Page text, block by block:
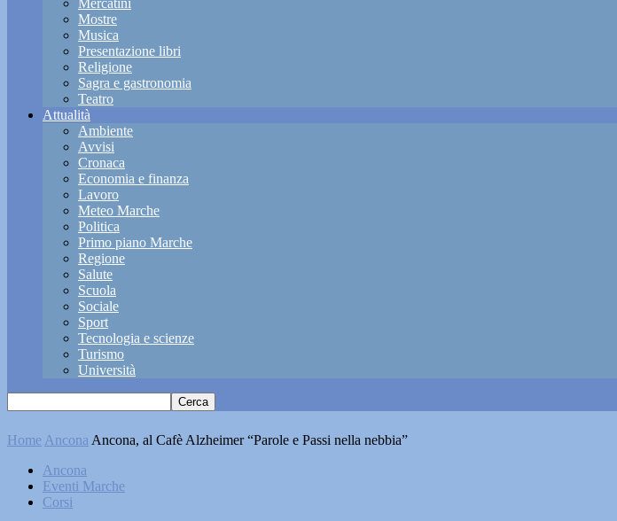
Mercatini
Mostre
Musica
Presentazione libri
Religione
Sagra e gastronomia
Teatro
Attualità
Ambiente
Avvisi
Cronaca
Economia e finanza
Lavoro
Meteo Marche
Politica
Primo piano Marche
Regione
Salute
Scuola
Sociale
Sport
Tecnologia e scienze
Turismo
Università
Home Ancona Ancona, al Cafè Alzheimer “Parole e Passi nella nebbia”
Ancona
Eventi Marche
Corsi